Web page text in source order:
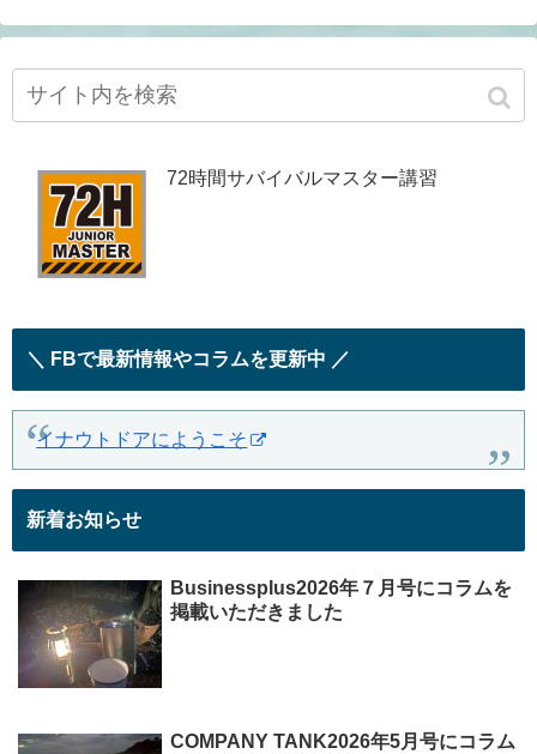
72時間サバイバルマスター講習
＼ FBで最新情報やコラムを更新中 ／
イナウトドアにようこそ
新着お知らせ
Businessplus2026年７月号にコラムを
掲載いただきました
COMPANY TANK2026年5月号にコラム